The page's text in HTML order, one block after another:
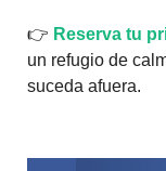
👉 Reserva tu
un refugio de
suceda afuera.